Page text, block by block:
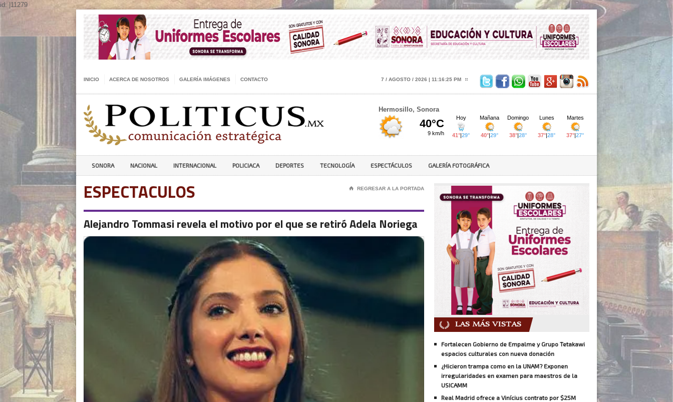
id: |11279
INICIO ACERCA DE NOSOTROS GALERÍA IMÁGENES CONTACTO 7 / AGOSTO / 2026 | 11:16:27 PM
Hermosillo, Sonora
SONORA NACIONAL INTERNACIONAL POLICIACA DEPORTES TECNOLOGÍA ESPECTÁCULOS GALERÍA FOTOGRÁFICA
ESPECTACULOS ⌂ REGRESAR A LA PORTADA
Alejandro Tommasi revela el motivo por el que se retiró Adela Noriega
LAS MÁS VISTAS
Fortalecen Gobierno de Empalme y Grupo Tetakawi
espacios culturales con nueva donación
¿Hicieron trampa como en la UNAM? Exponen
irregularidades en examen para maestros de la
USICAMM
Real Madrid ofrece a Vinícius contrato por $25M